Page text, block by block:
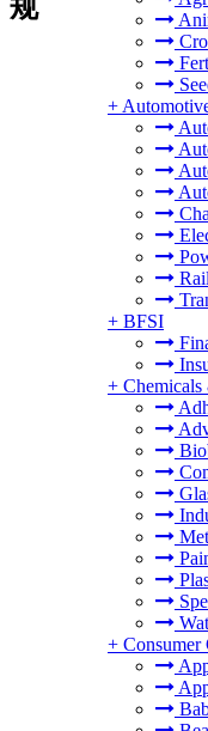
+
+ BFSI
+
+ Consumer
规